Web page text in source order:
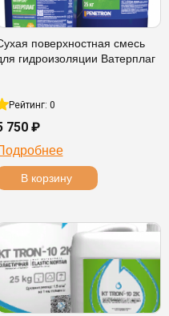
поверхностная смесь
гидроизоляции Ватерплаг
Рейтинг: 0
750 ₽
В корзину